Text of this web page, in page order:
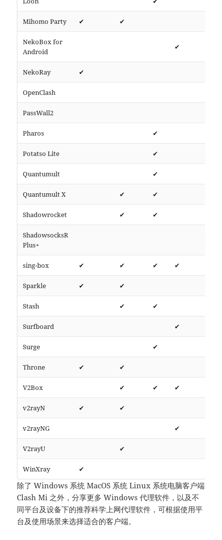
Mihomo Party ✔ ✔
NekoBox for
Android
✔
NekoRay ✔
OpenClash
PassWall2
Pharos ✔
Potatso Lite ✔
Quantumult ✔
Quantumult X ✔ ✔
Shadowrocket ✔ ✔
ShadowsocksR
Plus+
sing-box ✔ ✔ ✔ ✔
Sparkle ✔ ✔
Stash ✔ ✔
Surfboard ✔
Surge ✔
Throne ✔ ✔
V2Box ✔ ✔ ✔
v2rayN ✔ ✔
v2rayNG ✔
V2rayU ✔
WinXray ✔
除了 Windows 系统 MacOS 系统 Linux 系统电脑客户端
Clash Mi 之外，分享更多 Windows 代理软件，以及不
同平台及设备下的推荐科学上网代理软件，可根据使用平
台及使用场景来选择适合的客户端。